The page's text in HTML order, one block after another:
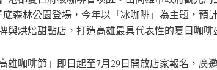
森林公園登場，今年以「冰咖啡」為主題，預
與烘焙甜點店，打造高雄最具代表性的夏日咖啡
雄咖啡節」即日起至7月29日開放店家報名，廣